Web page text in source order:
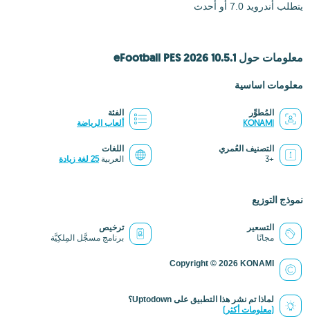
يتطلب أندرويد 7.0 أو أحدث
معلومات حول eFootball PES 2026 10.5.1
معلومات اساسية
المُطوِّر
KONAMI
الفئة
ألعاب الرياضة
التصنيف العُمري
+3
اللغات
العربية25 لغة زيادة
نموذج التوزيع
التسعير
مجانًا
ترخيص
برنامج مسجَّل المِلكِيَّة
Copyright © 2026 KONAMI
لماذا تم نشر هذا التطبيق على Uptodown؟
(معلومات أكثر)